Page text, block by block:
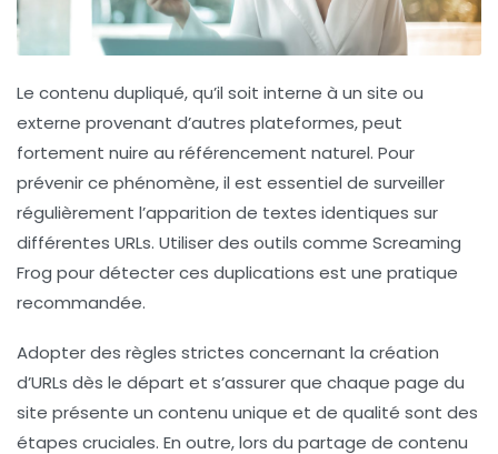
Le contenu dupliqué, qu’il soit interne à un site ou
externe provenant d’autres plateformes, peut
fortement nuire au référencement naturel. Pour
prévenir ce phénomène, il est essentiel de surveiller
régulièrement l’apparition de textes identiques sur
différentes URLs. Utiliser des outils comme Screaming
Frog pour détecter ces duplications est une pratique
recommandée.
Adopter des règles strictes concernant la création
d’URLs dès le départ et s’assurer que chaque page du
site présente un contenu unique et de qualité sont des
étapes cruciales. En outre, lors du partage de contenu